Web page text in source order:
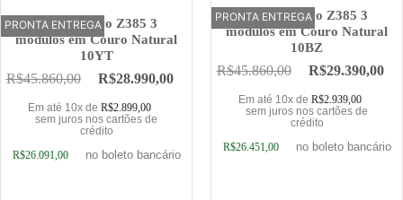
OFERTA
PRONTA ENTREGA
Sofá Elétrico Z385 3
módulos em Couro Natural
10YT
R$45.860,00 R$28.990,00
Em até 10x de R$2.899,00
sem juros nos cartões de
crédito
R$26.091,00 no boleto bancário
OFERTA
PRONTA ENTREGA
Sofá Elétrico Z385 3
módulos em Couro Natural
10BZ
R$45.860,00 R$29.390,00
Em até 10x de R$2.939,00
sem juros nos cartões de
crédito
R$26.451,00 no boleto bancário